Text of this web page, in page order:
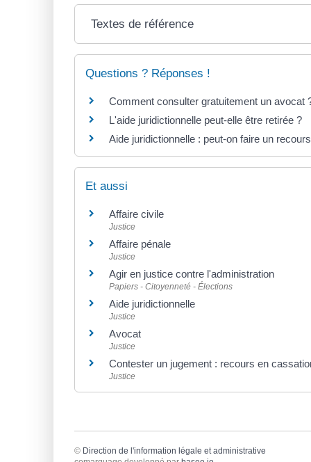
Textes de référence
Questions ? Réponses !
Comment consulter gratuitement un avocat
L'aide juridictionnelle peut-elle être retirée ?
Aide juridictionnelle : peut-on faire un
Et aussi
Affaire civile
Justice
Affaire pénale
Justice
Agir en justice contre l'administration
Papiers - Citoyenneté - Élections
Aide juridictionnelle
Justice
Avocat
Justice
Contester un jugement : recours en
Justice
© Direction de l'information légale et administrative